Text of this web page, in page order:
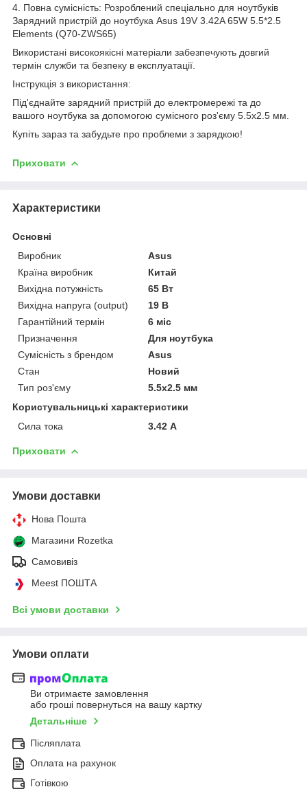
4. Повна сумісність: Розроблений спеціально для ноутбуків
Зарядний пристрій до ноутбука Asus 19V 3.42A 65W 5.5*2.5
Elements (Q70-ZWS65)
Використані високоякісні матеріали забезпечують довгий
термін служби та безпеку в експлуатації.
Інструкція з використання:
Під'єднайте зарядний пристрій до електромережі та до
вашого ноутбука за допомогою сумісного роз'єму 5.5x2.5 мм.
Купіть зараз та забудьте про проблеми з зарядкою!
Приховати
Характеристики
Основні
Виробник
Asus
Країна виробник
Китай
Вихідна потужність
65 Вт
Вихідна напруга (output)
19 В
Гарантійний термін
6 міс
Призначення
Для ноутбука
Сумісність з брендом
Asus
Стан
Новий
Тип роз'єму
5.5x2.5 мм
Користувальницькі характеристики
Сила тока
3.42 А
Приховати
Умови доставки
Нова Пошта
Магазини Rozetka
Самовивіз
Meest ПОШТА
Всі умови доставки
Умови оплати
Ви отримаєте замовлення
або гроші повернуться на вашу картку
Детальніше
Післяплата
Оплата на рахунок
Готівкою